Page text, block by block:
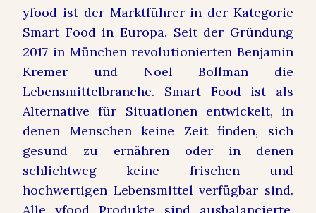
yfood ist der Marktführer in der Kategorie
Smart Food in Europa. Seit der Gründung
2017 in München revolutionierten Benjamin
Kremer und Noel Bollman die
Lebensmittelbranche. Smart Food ist als
Alternative für Situationen entwickelt, in
denen Menschen keine Zeit finden, sich
gesund zu ernähren oder in denen
schlichtweg keine frischen und
hochwertigen Lebensmittel verfügbar sind.
Alle yfood Produkte sind ausbalancierte,